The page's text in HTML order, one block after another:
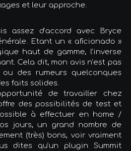
et leur approche.
assez d’accord avec Bryce
Etant un « aficionado »
haut de gamme, l’inverse
Cela dit, mon avis n’est pas
des rumeurs quelconques
faits solides.
de travailler chez
des possibilités de test et
à effectuer en home /
jours, un grand nombre de
(très) bons, voir vraiment
dites qu’un plugin Summit